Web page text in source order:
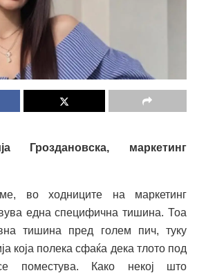
Гроздановска, маркетинг
во ходниците на маркетинг
една специфична тишина. Тоа
тишина пред голем пич, туку
која полека сфаќа дека тлото под
поместува. Како некој што